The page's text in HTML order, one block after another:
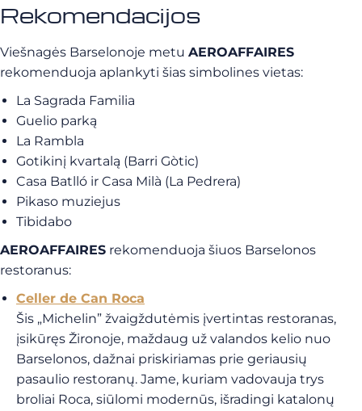
Rekomendacijos
Viešnagės Barselonoje metu AEROAFFAIRES
rekomenduoja aplankyti šias simbolines vietas:
La Sagrada Familia
Guelio parką
La Rambla
Gotikinį kvartalą (Barri Gòtic)
Casa Batlló ir Casa Milà (La Pedrera)
Pikaso muziejus
Tibidabo
AEROAFFAIRES rekomenduoja šiuos Barselonos
restoranus:
Celler de Can Roca
Šis „Michelin” žvaigždutėmis įvertintas restoranas,
įsikūręs Žironoje, maždaug už valandos kelio nuo
Barselonos, dažnai priskiriamas prie geriausių
pasaulio restoranų. Jame, kuriam vadovauja trys
broliai Roca, siūlomi modernūs, išradingi katalonų